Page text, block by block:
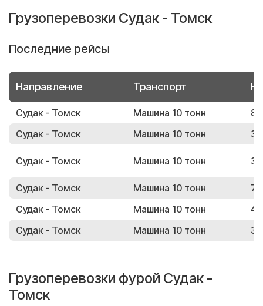
Грузоперевозки Судак - Томск
Последние рейсы
Направление Транспорт
Судак - Томск Машина 10 тонн
Судак - Томск
Машина 10 тонн
Судак - Томск Машина 10 тонн
Судак - Томск Машина 10 тонн
Судак - Томск
Машина 10 тонн
Судак - Томск
Машина 10 тонн
Грузоперевозки фурой Судак -
Томск